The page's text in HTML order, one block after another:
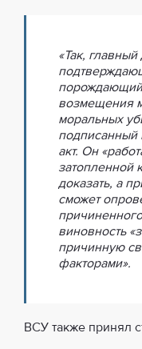
«Так, главный
порождающий
возмещения
моральных
акт. Он
затопленной
доказать, а
сможет
виновность
причинную
факторами».
ВСУ также принял